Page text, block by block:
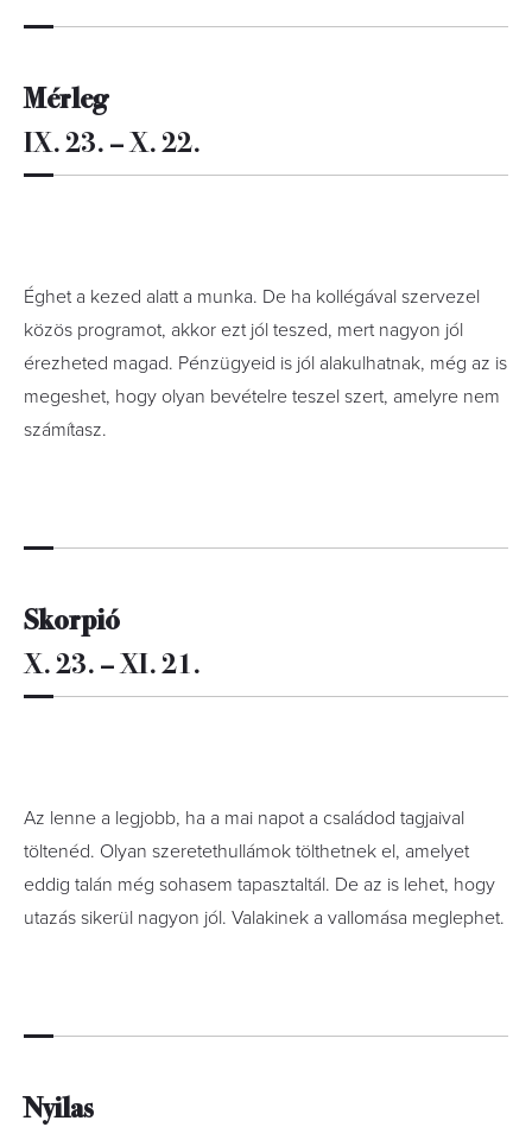
Mérleg
IX. 23. – X. 22.
Éghet a kezed alatt a munka. De ha kollégával szervezel
közös programot, akkor ezt jól teszed, mert nagyon jól
érezheted magad. Pénzügyeid is jól alakulhatnak, még az is
megeshet, hogy olyan bevételre teszel szert, amelyre nem
számítasz.
Skorpió
X. 23. – XI. 21.
Az lenne a legjobb, ha a mai napot a családod tagjaival
töltenéd. Olyan szeretethullámok tölthetnek el, amelyet
eddig talán még sohasem tapasztaltál. De az is lehet, hogy
utazás sikerül nagyon jól. Valakinek a vallomása meglephet.
Nyilas